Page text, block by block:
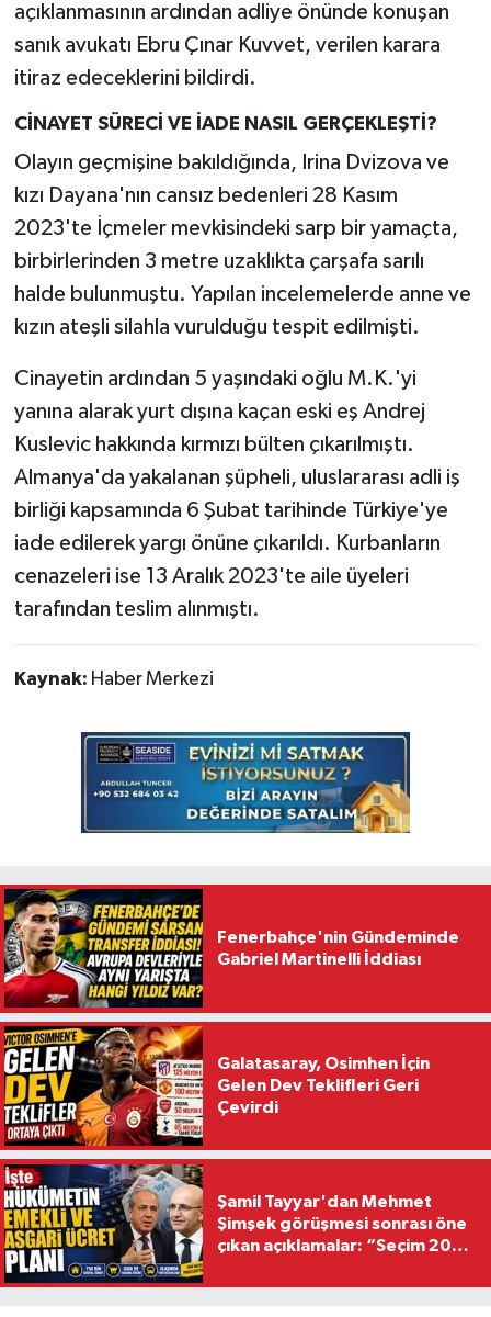
açıklanmasının ardından adliye önünde konuşan
sanık avukatı Ebru Çınar Kuvvet, verilen karara
itiraz edeceklerini bildirdi.
CİNAYET SÜRECİ VE İADE NASIL GERÇEKLEŞTİ?
Olayın geçmişine bakıldığında, Irina Dvizova ve
kızı Dayana'nın cansız bedenleri 28 Kasım
2023'te İçmeler mevkisindeki sarp bir yamaçta,
birbirlerinden 3 metre uzaklıkta çarşafa sarılı
halde bulunmuştu. Yapılan incelemelerde anne ve
kızın ateşli silahla vurulduğu tespit edilmişti.
Cinayetin ardından 5 yaşındaki oğlu M.K.'yi
yanına alarak yurt dışına kaçan eski eş Andrej
Kuslevic hakkında kırmızı bülten çıkarılmıştı.
Almanya'da yakalanan şüpheli, uluslararası adli iş
birliği kapsamında 6 Şubat tarihinde Türkiye'ye
iade edilerek yargı önüne çıkarıldı. Kurbanların
cenazeleri ise 13 Aralık 2023'te aile üyeleri
tarafından teslim alınmıştı.
Kaynak: Haber Merkezi
Fenerbahçe'nin Gündeminde
Gabriel Martinelli İddiası
Galatasaray, Osimhen İçin
Gelen Dev Teklifleri Geri
Çevirdi
Şamil Tayyar'dan Mehmet
Şimşek görüşmesi sonrası öne
çıkan açıklamalar: “Seçim 2028